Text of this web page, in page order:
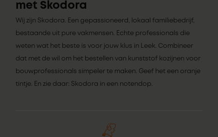
met Skodora
Wij zijn Skodora. Een gepassioneerd, lokaal familiebedrijf,
bestaande uit pure vakmensen. Echte professionals die
weten wat het beste is voor jouw klus in Leek. Combineer
dat met de wil om het bestellen van kunststof kozijnen voor
bouwprofessionals simpeler te maken. Geef het een oranje
tintje. En zie daar: Skodora in een notendop.